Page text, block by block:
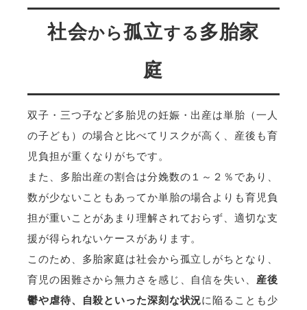
社会から孤立する多胎家
庭
双子・三つ子など多胎児の妊娠・出産は単胎（一人
の子ども）の場合と比べてリスクが高く、産後も育
児負担が重くなりがちです。
また、多胎出産の割合は分娩数の１～２％であり、
数が少ないこともあってか単胎の場合よりも育児負
担が重いことがあまり理解されておらず、適切な支
援が得られないケースがあります。
このため、多胎家庭は社会から孤立しがちとなり、
育児の困難さから無力さを感じ、自信を失い、 産後
鬱や虐待、自殺といった深刻な状況に陥ることも少